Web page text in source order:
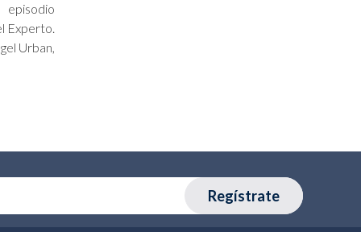
episodio
Experto.
Urban,
Regístrate